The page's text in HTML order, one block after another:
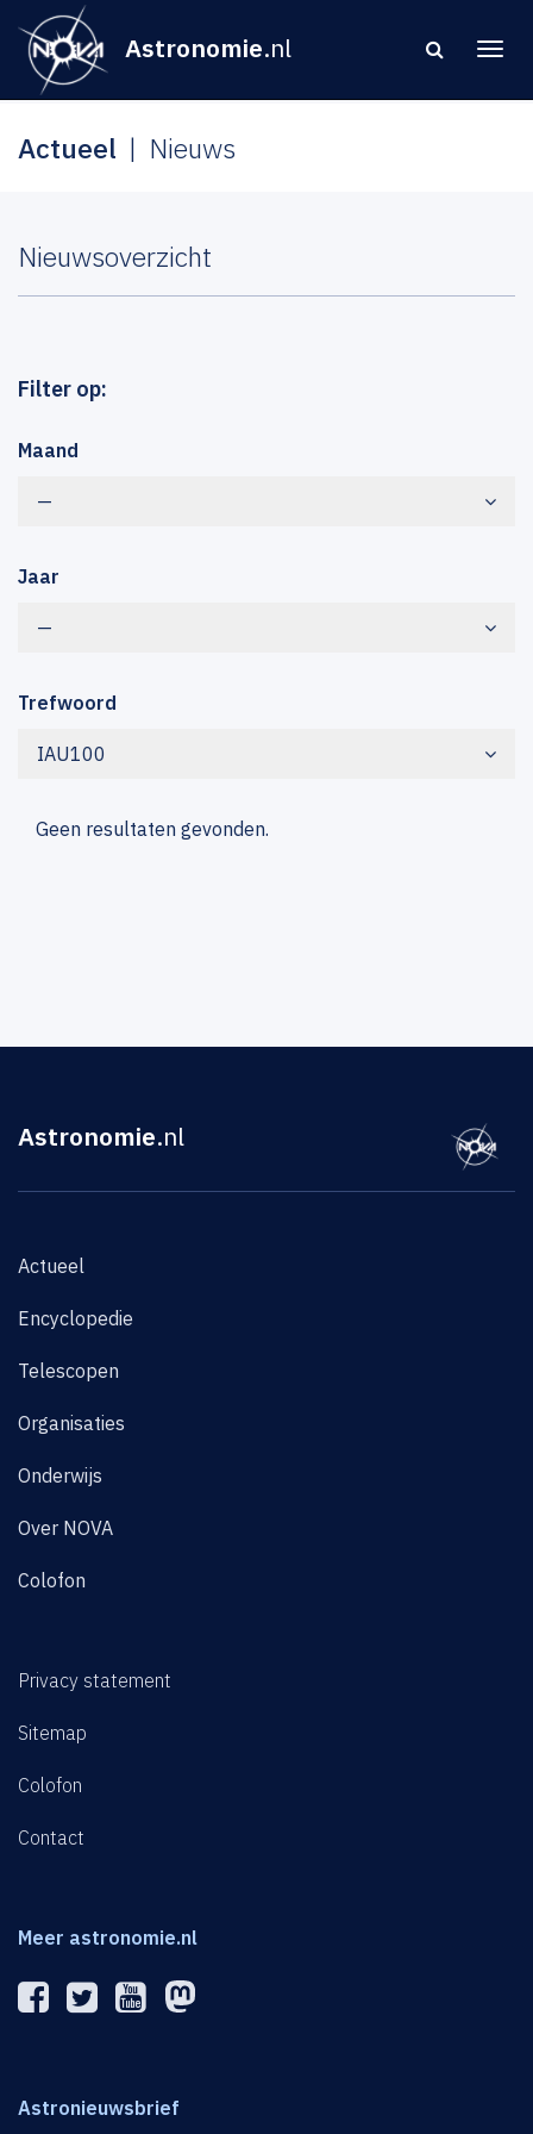
Astronomie.nl
Actueel Nieuws
Nieuwsoverzicht
Filter op:
Maand
—
Jaar
—
Trefwoord
IAU100
Geen resultaten gevonden.
Astronomie.nl
Actueel
Encyclopedie
Telescopen
Organisaties
Onderwijs
Over NOVA
Colofon
Privacy statement
Sitemap
Colofon
Contact
Meer astronomie.nl
Astronieuwsbrief